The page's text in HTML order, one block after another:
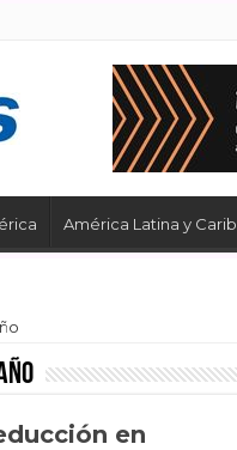
América Latina y
en